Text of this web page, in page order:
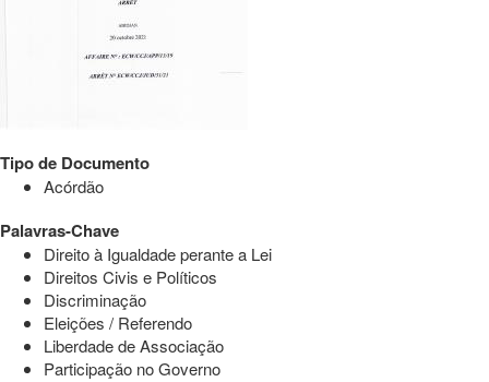
Tipo de Documento
Acórdão
Palavras-Chave
Direito à Igualdade perante a Lei
Direitos Civis e Políticos
Discriminação
Eleições / Referendo
Liberdade de Associação
Participação no Governo